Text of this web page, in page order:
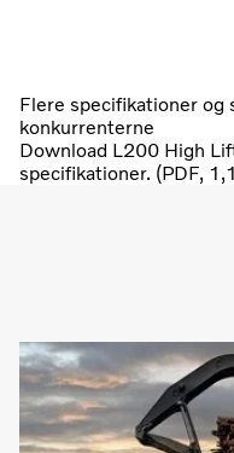
Flere specifikationer og
konkurrenterne
Download L200 High
specifikationer. (PDF,